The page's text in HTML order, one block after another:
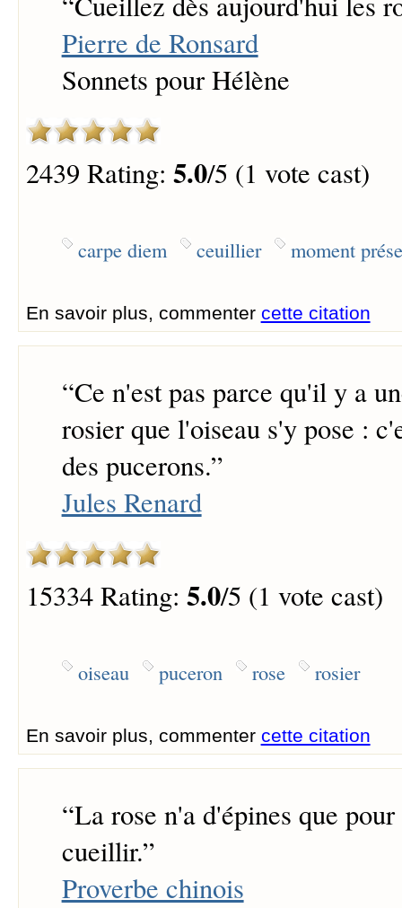
Pierre de Ronsard
Sonnets pour Hélène
2439 Rating: 5.0/5 (1 vote cast)
carpe diem ceuillier moment
En savoir plus, commenter cette citation
“Ce n'est pas parce qu'il y a
rosier que l'oiseau s'y pose :
des pucerons.”
Jules Renard
15334 Rating: 5.0/5 (1 vote cast)
oiseau puceron rose rosier
En savoir plus, commenter cette citation
“La rose n'a d'épines que
cueillir.”
Proverbe chinois